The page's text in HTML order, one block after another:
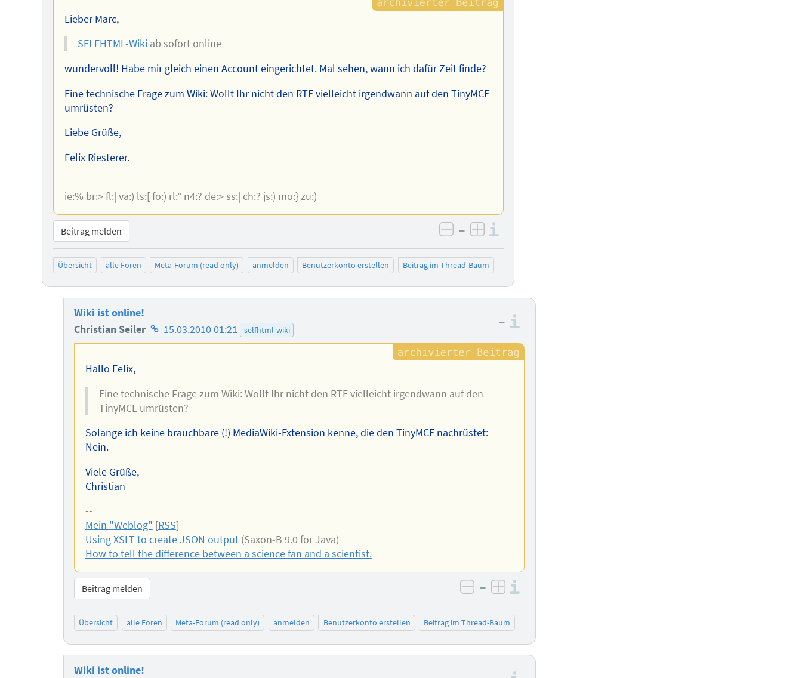
Lieber Marc,
SELFHTML-Wiki ab sofort online
wundervoll! Habe mir gleich einen Account eingerichtet. Mal sehen, wann ich dafür Zeit finde?
Eine technische Frage zum Wiki: Wollt Ihr nicht den RTE vielleicht irgendwann auf den TinyMCE
umrüsten?
Liebe Grüße,
Felix Riesterer.
--
ie:% br:> fl:| va:) ls:[ fo:) rl:° n4:? de:> ss:| ch:? js:) mo:} zu:)
Beitrag melden negativ bewerten
– positiv bewerten
Übersicht alle Foren Meta-Forum (read only) anmelden Benutzerkonto erstellen Beitrag im Thread-Baum
Wiki ist online!
Christian Seiler Homepage
des
15.03.2010 01:21 selfhtml-wiki –
Hallo Felix,
Eine technische Frage zum Wiki: Wollt Ihr nicht den RTE vielleicht irgendwann auf den
TinyMCE umrüsten?
Solange ich keine brauchbare (!) MediaWiki-Extension kenne, die den TinyMCE nachrüstet:
Nein.
Viele Grüße,
Christian
--
Mein "Weblog" [RSS]
Using XSLT to create JSON output(Saxon-B 9.0 for Java)
How to tell the difference between a science fan and a scientist.
Beitrag melden negativ bewerten
– positiv bewerten
Übersicht alle Foren Meta-Forum (read only) anmelden Benutzerkonto erstellen Beitrag im Thread-Baum
Wiki ist online!